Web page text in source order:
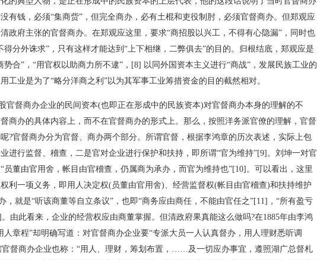
有钱，必须“集商赀”，但完全商办，必有土棍和吏役制肘，必须官督商办。但郑观应
政府主张的官督商办。在郑观应这里，要求“商招股以兴工，不得有心隐漏”，同时也
得分外诛求”，只有这样才能达到“上下相继，二弊俱去”的目的。归根结底，郑观应是
势合”，“用官权以助商力所不逮”，[8] 以同外国资本主义进行“商战”，发展民族工业的
工业是为了“略分洋商之利”以为其军事工业筹措资金的目的截然相对。
官督商办企业的民间资本(也即正在形成中的民族资本)对官督商办本身的理解的不
商办的具体内容上，而不在官督商办的形式上。那么，按照洋务派官僚的理解，官督
?官督商办分为官督、商办两个部分。所谓官督，根据李鸿章的历次表述，实际上包
进行监督、稽查，二是官对企业进行保护和扶持，即所谓“官为维持”[9]。刘坤一对官
员董由官用舍，帐目由官稽查，仍属商为承办，而官为维持也”[10]。可以看出，这里
利一项义务，即用人决定权(员董由官用舍)、经营监督权(帐目由官稽查)和扶持维护
，就是“听该商董等自立条议”，也即“商务应由商任，不能由官任之”[11]，“所有盈亏
由此看来，企业的经营权应由商董掌握。但清政府果真能这么做吗?在1885年由李鸿
人章程”却明确写道：对官督商办企业要“专派大员一人认真督办，用人理财悉听调
官督商办企业也称：“用人、理财，筹划布置，……及一切应办事宜，遵照湖广总督札